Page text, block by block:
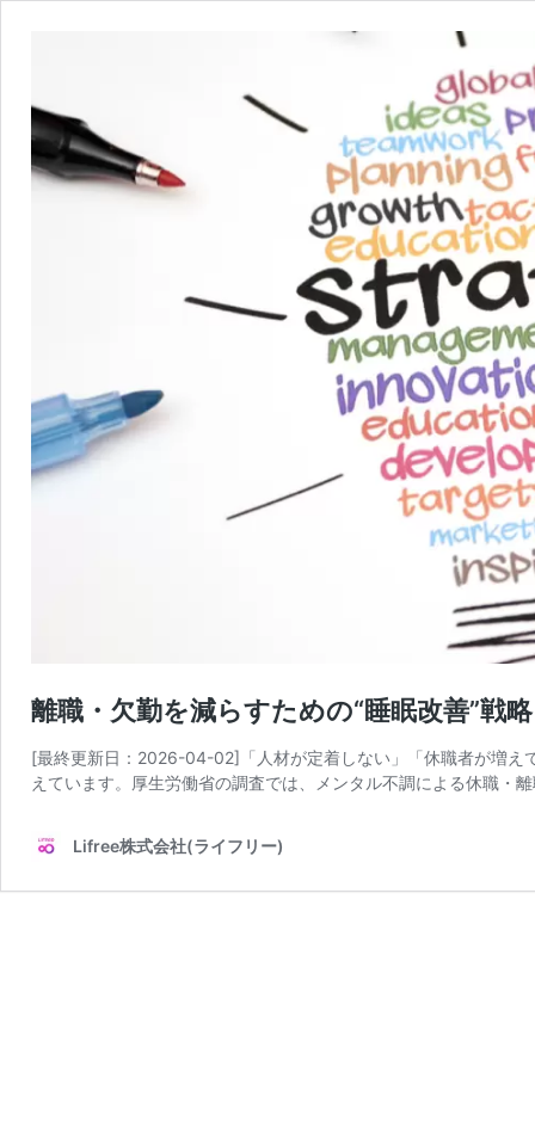
離職・欠勤を減らすための“睡眠改善”戦
[最終更新日：2026-04-02]「人材が定着しない」「休職者が増え
えています。厚生労働省の調査では、メンタル不調による休職・
Lifree株式会社(ライフリー)